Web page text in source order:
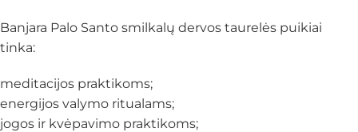
Banjara Palo Santo smilkalų dervos taurelės puikiai
tinka:
meditacijos praktikoms;
energijos valymo ritualams;
jogos ir kvėpavimo praktikoms;